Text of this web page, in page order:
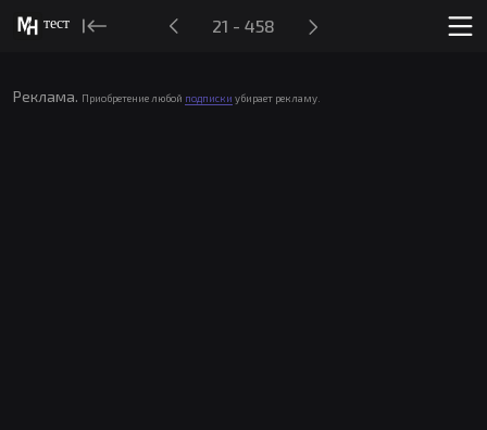
тест 21 - 458
Реклама. Приобретение любой подписки убирает рекламу.